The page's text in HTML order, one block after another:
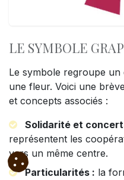
LE SYMBOLE
Le symbole regroupe
une fleur. Voici une
et concepts associés :
Solidarité et
représentent les
vers un même centre.
Particularités : la